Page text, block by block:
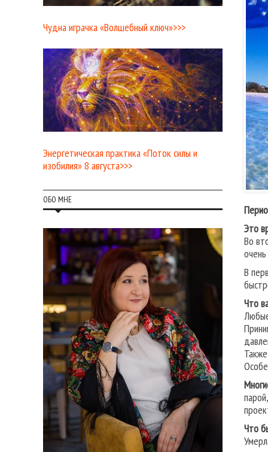
Это
Во
В
Что
Что
Чудна играчка «Волшебный ключ»>>>
Энергетическая практика «Поток силы и
изобилия» 8 августа>>>
ОБО МНЕ